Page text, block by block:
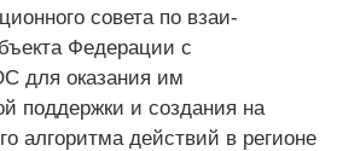
совета по взаи­
Федерации с
для оказания им
поддержки и создания на
алгоритма действий в регионе